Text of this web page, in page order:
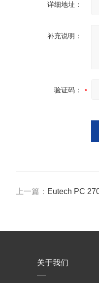
详细地址：
补充说明：
验证码：
上一篇： Eutech PC
关于我们